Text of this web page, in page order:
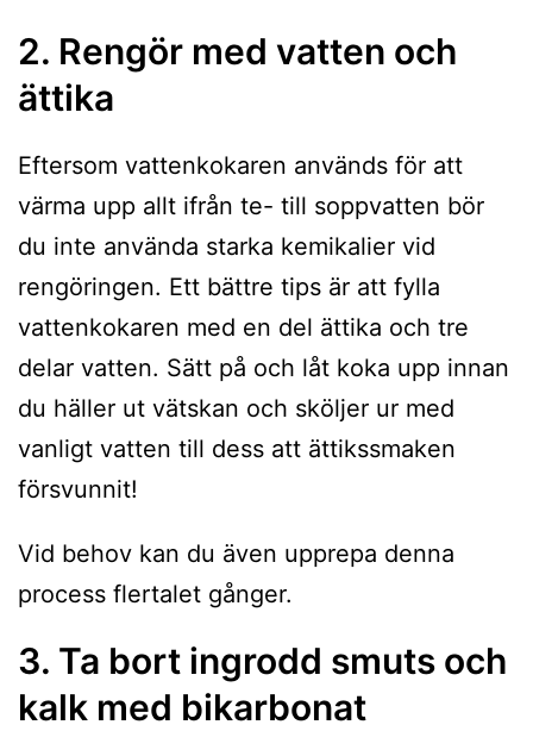
2. Rengör med vatten och
ättika
Eftersom vattenkokaren används för att
värma upp allt ifrån te- till soppvatten bör
du inte använda starka kemikalier vid
rengöringen. Ett bättre tips är att fylla
vattenkokaren med en del ättika och tre
delar vatten. Sätt på och låt koka upp innan
du häller ut vätskan och sköljer ur med
vanligt vatten till dess att ättikssmaken
försvunnit!
Vid behov kan du även upprepa denna
process flertalet gånger.
3. Ta bort ingrodd smuts och
kalk med bikarbonat